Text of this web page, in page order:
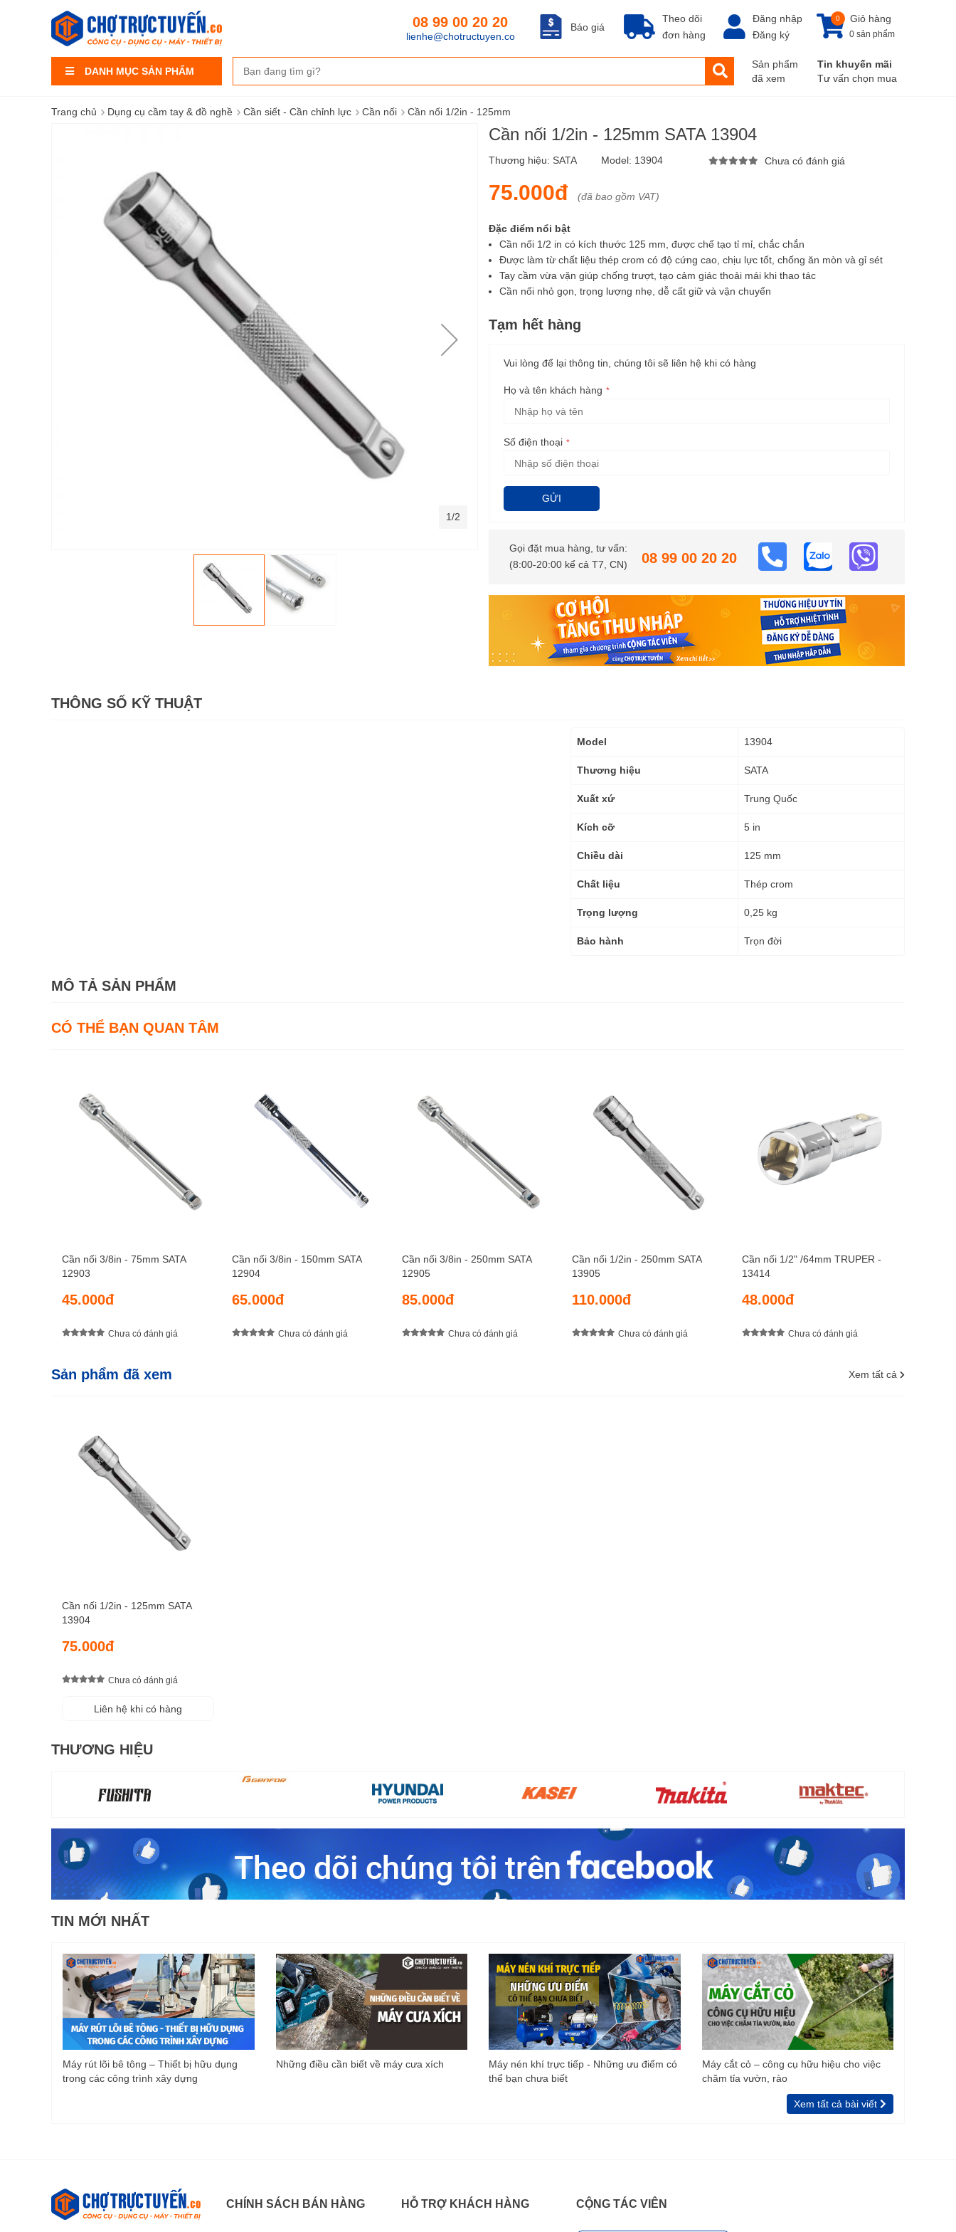
DANH MỤC SẢN PHẨM
Theo dõi
đơn hàng
Báo giá
08 99 00 20 20
lienhe@chotructuyen.co
Đăng nhập
Đăng ký
Giỏ hàng
0
0 sản phẩm
Sản phẩm
đã xem
Tin khuyến mãi
Tư vấn chọn mua
Trang chủ › Dụng cụ cầm tay & đồ nghề › Cần siết - Cần chỉnh lực › Cần nối › Cần nối 1/2in - 125mm
Cần nối 1/2in - 125mm SATA 13904
Thương hiệu: SATA Model: 13904 Chưa có đánh giá
75.000đ (đã bao gồm VAT)
Đặc điểm nổi bật
Cần nối 1/2 in có kích thước 125 mm, được chế tạo tỉ mỉ, chắc chắn
Được làm từ chất liệu thép crom có độ cứng cao, chịu lực tốt, chống ăn mòn và gỉ sét
Tay cầm vừa vặn giúp chống trượt, tạo cảm giác thoải mái khi thao tác
Cần nối nhỏ gọn, trọng lượng nhẹ, dễ cất giữ và vận chuyển
Tạm hết hàng
Vui lòng để lại thông tin, chúng tôi sẽ liên hệ khi có hàng
Họ và tên khách hàng
Số điện thoại
GỬI
Gọi đặt mua hàng, tư vấn:
(8:00-20:00 kể cả T7, CN)
08 99 00 20 20
1/2
THÔNG SỐ KỸ THUẬT
Thông
kỹ
Model 13904
Thương hiệu SATA
Xuất xứ Trung Quốc
Kích cỡ 5 in
Chiều dài 125 mm
Chất liệu Thép crom
Trọng lượng 0,25 kg
Bảo hành Trọn đời
MÔ TẢ SẢN PHẨM
CÓ THỂ BẠN QUAN TÂM
Cần nối 3/8in - 75mm SATA
12903
45.000đ
Chưa có đánh giá
Cần nối 3/8in - 150mm SATA
12904
65.000đ
Chưa có đánh giá
Cần nối 3/8in - 250mm SATA
12905
85.000đ
Chưa có đánh giá
Cần nối 1/2in - 250mm SATA
13905
110.000đ
Chưa có đánh giá
Cần nối 1/2" /64mm TRUPER -
13414
48.000đ
Chưa có đánh giá
Sản phẩm đã xem Xem tất cả
Cần nối 1/2in - 125mm SATA
13904
75.000đ
Chưa có đánh giá
Liên hệ khi có hàng
THƯƠNG HIỆU
TIN MỚI NHẤT
Máy rút lõi bê tông – Thiết bị hữu dụng
trong các công trình xây dựng
Những điều cần biết về máy cưa xích
Máy nén khí trực tiếp - Những ưu điểm có
thể bạn chưa biết
Máy cắt cỏ – công cụ hữu hiệu cho việc
chăm tỉa vườn, rào
Xem tất cả bài viết
CHÍNH SÁCH BÁN HÀNG HỖ TRỢ KHÁCH HÀNG CỘNG TÁC VIÊN